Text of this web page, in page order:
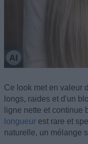
Ce look met en valeur
longs, raides et d'un
ligne nette et continue
longueur est rare et
naturelle, un mélange